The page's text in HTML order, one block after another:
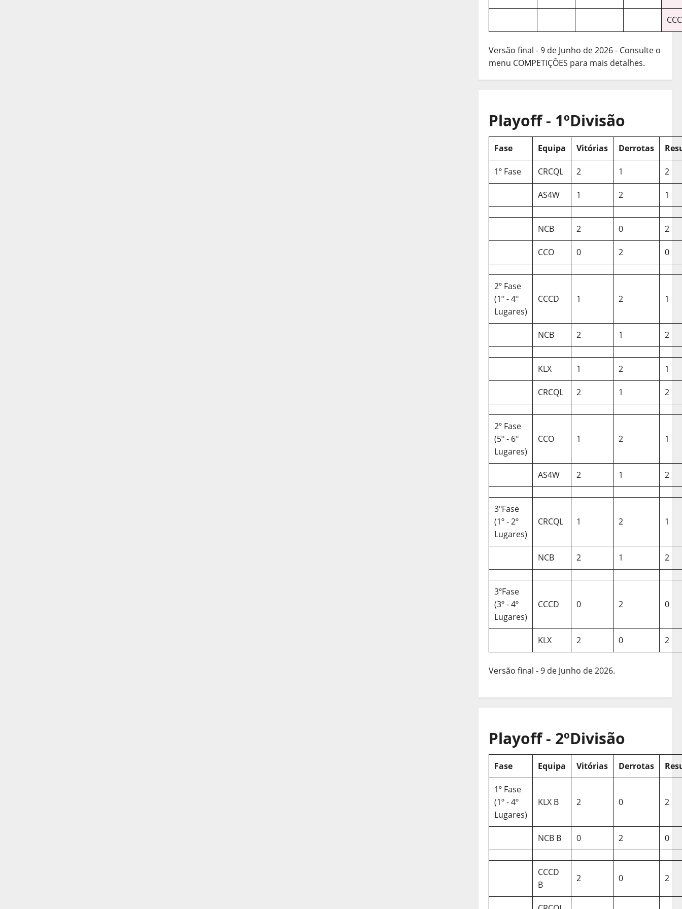
Versão final - 9 de Junho de 2026 - Consulte o
menu COMPETIÇÕES para mais detalhes.
Playoff - 1ºDivisão
Fase Equipa Vitórias Derrotas
1º Fase CRCQL 2 1 2
AS4W 1 2 1
NCB 2 0 2
CCO 0 2 0
2º Fase
(1º - 4º
Lugares)
CCCD 1 2 1
NCB 2 1 2
KLX 1 2 1
CRCQL 2 1 2
2º Fase
(5º - 6º
Lugares)
CCO 1 2 1
AS4W 2 1 2
3ºFase
(1º - 2º
Lugares)
CRCQL 1 2 1
NCB 2 1 2
3ºFase
(3º - 4º
Lugares)
CCCD 0 2 0
KLX 2 0 2
Versão final - 9 de Junho de 2026.
Playoff - 2ºDivisão
Fase Equipa Vitórias Derrotas
1º Fase
(1º - 4º
Lugares)
KLX B 2 0 2
NCB B 0 2 0
CCCD
B
2 0 2